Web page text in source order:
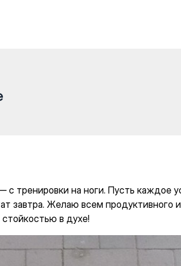
с тренировки на ноги. Пусть каждое
завтра. Желаю всем продуктивного
в духе!